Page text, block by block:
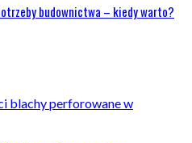
budownictwa – kiedy warto?